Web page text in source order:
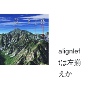
alignlef
tは左揃
えか